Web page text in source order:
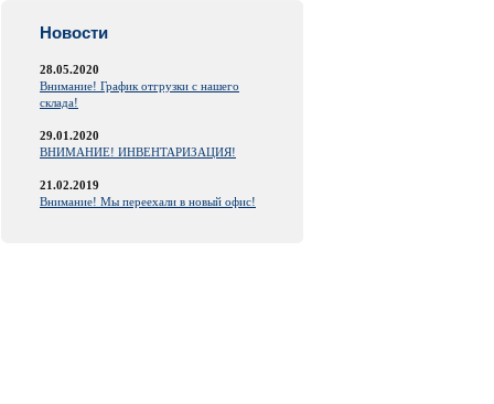
Новости
28.05.2020
Внимание! График отгрузки с нашего
склада!
29.01.2020
ВНИМАНИЕ! ИНВЕНТАРИЗАЦИЯ!
21.02.2019
Внимание! Мы переехали в новый офис!